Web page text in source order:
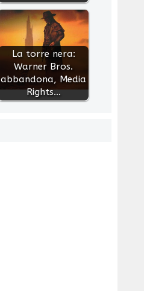
La torre nera:
Warner Bros.
abbandona, Media
Rights…